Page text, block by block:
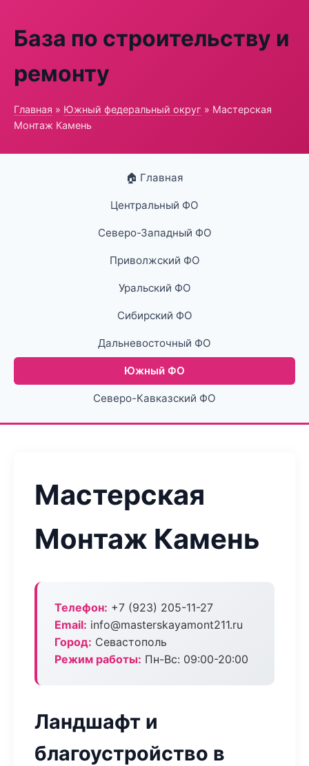
База по строительству и
ремонту
Главная » Южный федеральный округ » Мастерская
Монтаж Камень
🏠 Главная
Центральный ФО
Северо-Западный ФО
Приволжский ФО
Уральский ФО
Сибирский ФО
Дальневосточный ФО
Южный ФО
Северо-Кавказский ФО
Мастерская
Монтаж Камень
Телефон: +7 (923) 205-11-27
Email: info@masterskayamont211.ru
Город: Севастополь
Режим работы: Пн-Вс: 09:00-20:00
Ландшафт и
благоустройство в